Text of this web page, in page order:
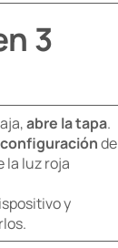
3
abre la tapa.
de
la luz roja
y